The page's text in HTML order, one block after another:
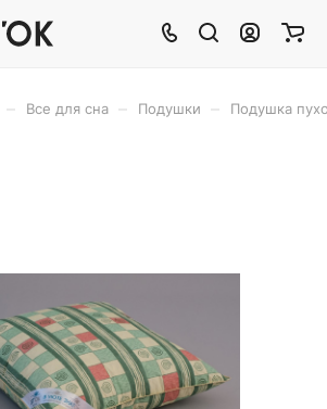
Все для сна Подушки Подушка